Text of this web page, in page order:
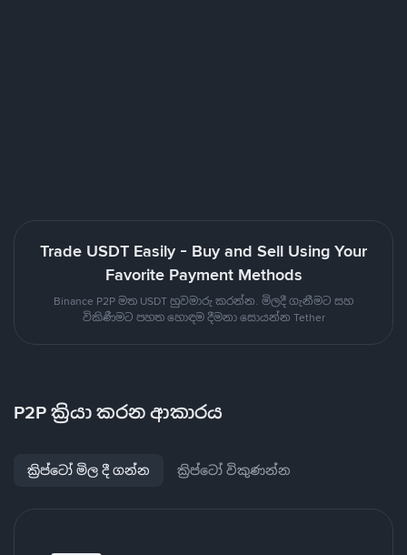
Trade USDT Easily - Buy and Sell Using Your
Favorite Payment Methods
Binance P2P මත USDT හුවමාරු කරන්න. මිලදී ගැනීමට සහ
විකිණීමට පහත හොඳම දීමනා සොයන්න Tether
P2P ක්‍රියා කරන ආකාරය
ක්‍රිප්ටෝ මිල දී ගන්න ක්‍රිප්ටෝ විකුණන්න